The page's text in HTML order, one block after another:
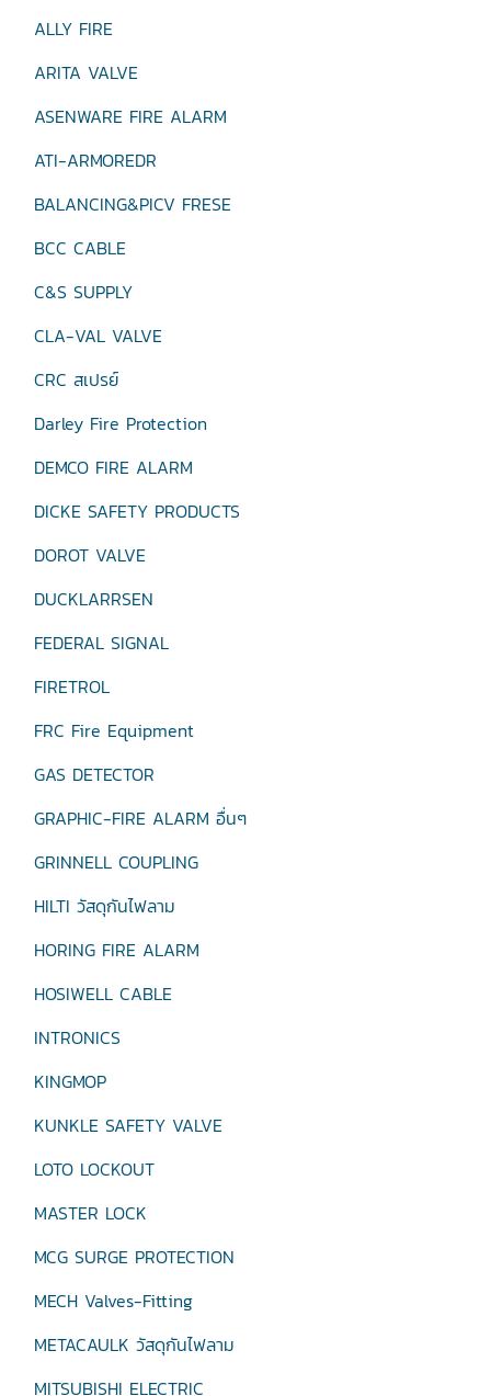
ALLY FIRE
ARITA VALVE
ASENWARE FIRE ALARM
ATI-ARMOREDR
BALANCING&PICV FRESE
BCC CABLE
C&S SUPPLY
CLA-VAL VALVE
CRC สเปรย์
Darley Fire Protection
DEMCO FIRE ALARM
DICKE SAFETY PRODUCTS
DOROT VALVE
DUCKLARRSEN
FEDERAL SIGNAL
FIRETROL
FRC Fire Equipment
GAS DETECTOR
GRAPHIC-FIRE ALARM อื่นๆ
GRINNELL COUPLING
HILTI วัสดุกันไฟลาม
HORING FIRE ALARM
HOSIWELL CABLE
INTRONICS
KINGMOP
KUNKLE SAFETY VALVE
LOTO LOCKOUT
MASTER LOCK
MCG SURGE PROTECTION
MECH Valves-Fitting
METACAULK วัสดุกันไฟลาม
MITSUBISHI ELECTRIC